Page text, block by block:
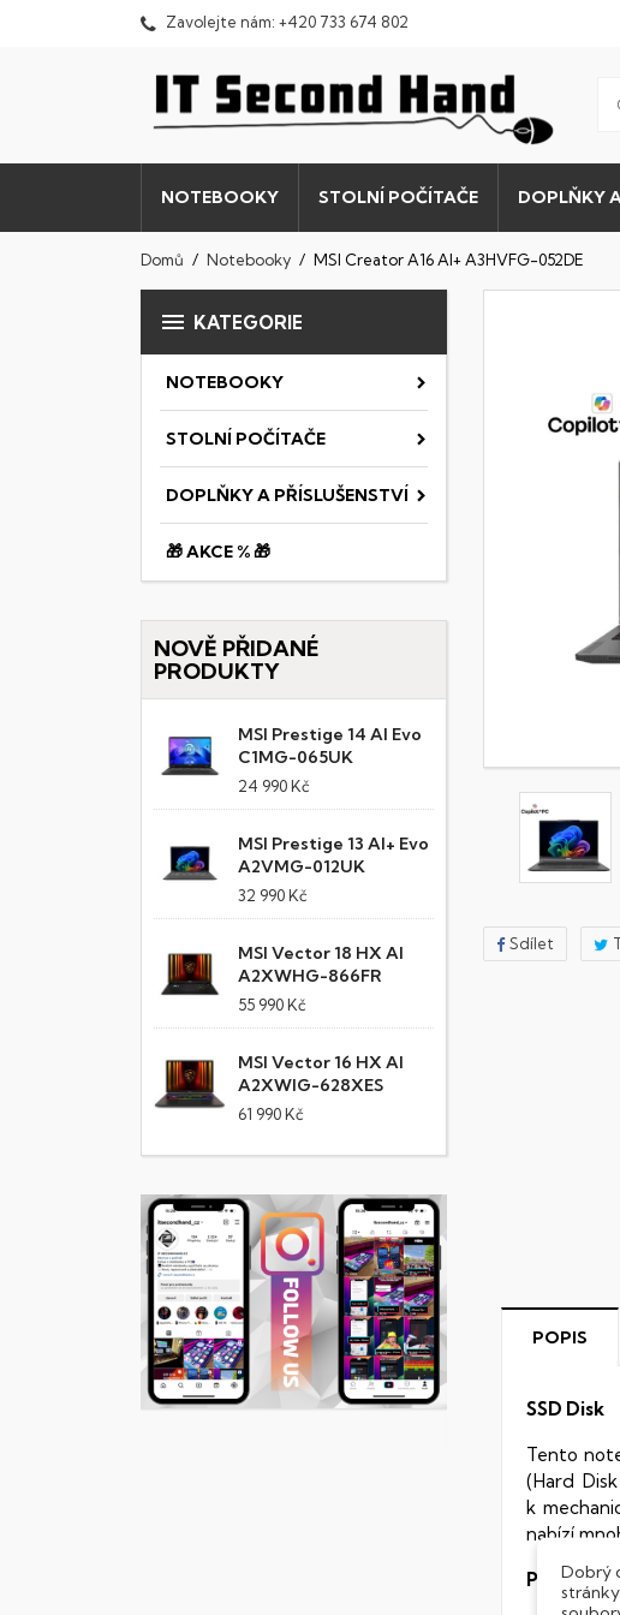
Zavolejte nám: +420 733 674 802
NOTEBOOKY STOLNÍ POČÍTAČE DOPLŇKY
Domů Notebooky MSI Creator A16 AI+ A3HVFG-052DE
 KATEGORIE
NOTEBOOKY
STOLNÍ POČÍTAČE
DOPLŇKY A PŘÍSLUŠENSTVÍ
🎁 AKCE % 🎁
NOVĚ PŘIDANÉ
PRODUKTY
MSI Prestige 14 AI Evo
C1MG-065UK
24 990 Kč
MSI Prestige 13 AI+ Evo
A2VMG-012UK
32 990 Kč
MSI Vector 18 HX AI
A2XWHG-866FR
55 990 Kč
MSI Vector 16 HX AI
A2XWIG-628XES
61 990 Kč
Sdílet
POPIS
SSD Disk
Tento
(Hard
k
nabízí
Dobrý